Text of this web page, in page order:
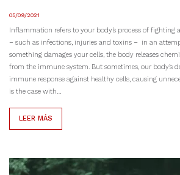
05/09/2021
Inflammation refers to your body’s process of
– such as infections, injuries and toxins – in an
something damages your cells, the body releases
from the immune system. But sometimes, our body’s
immune response against healthy cells, causing
is the case with…
LEER MÁS